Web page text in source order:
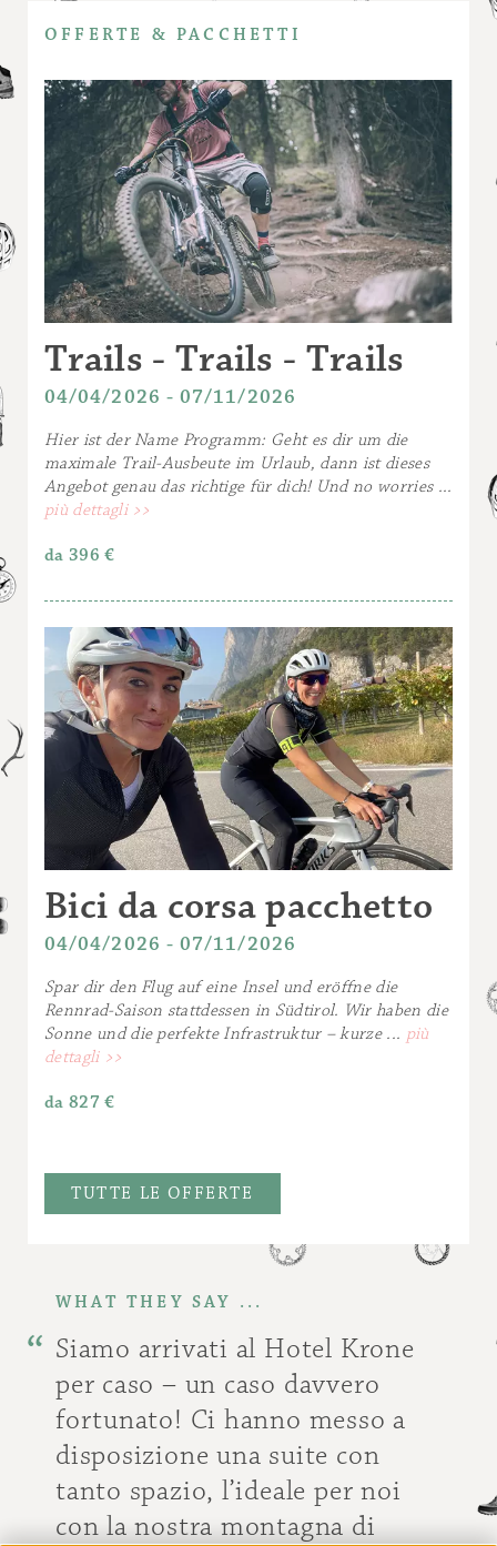
OFFERTE & PACCHETTI
Trails - Trails - Trails
04/04/2026 - 07/11/2026
Hier ist der Name Programm: Geht es dir um die
maximale Trail-Ausbeute im Urlaub, dann ist dieses
Angebot genau das richtige für dich! Und no worries ...
più dettagli >>
da 396 €
Bici da corsa pacchetto
04/04/2026 - 07/11/2026
Spar dir den Flug auf eine Insel und eröffne die
Rennrad-Saison stattdessen in Südtirol. Wir haben die
Sonne und die perfekte Infrastruktur – kurze ... più
dettagli >>
da 827 €
TUTTE LE OFFERTE
WHAT THEY SAY ...
Siamo arrivati al Hotel Krone
per caso – un caso davvero
fortunato! Ci hanno messo a
disposizione una suite con
tanto spazio, l’ideale per noi
con la nostra montagna di